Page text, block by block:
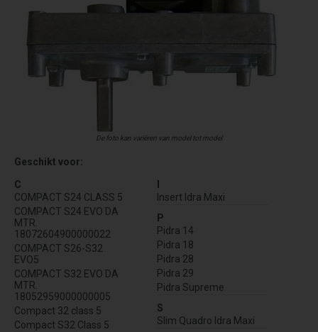
De foto kan variëren van model tot model
Geschikt voor:
C
COMPACT S24 CLASS 5
COMPACT S24 EVO DA
MTR.
18072604900000022
COMPACT S26-S32
EVO5
COMPACT S32 EVO DA
MTR.
18052959000000005
Compact 32 class 5
Compact S32 Class 5
Insert Idra Maxi
P
Pidra 14
Pidra 18
Pidra 28
Pidra 29
Pidra Supreme
S
Slim Quadro Idra Maxi